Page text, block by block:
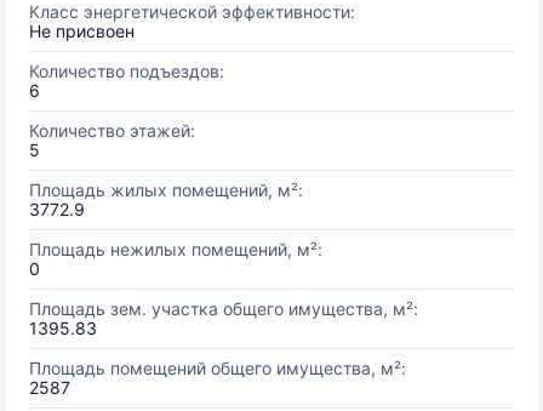
Класс энергетической эффективности:
Не присвоен
Количество подъездов:
6
Количество этажей:
5
Площадь жилых помещений, м²:
3772.9
Площадь нежилых помещений, м²:
0
Площадь зем. участка общего имущества, м²:
1395.83
Площадь помещений общего имущества, м²:
2587